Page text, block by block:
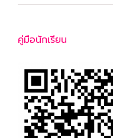
คู่มือนักเรียน